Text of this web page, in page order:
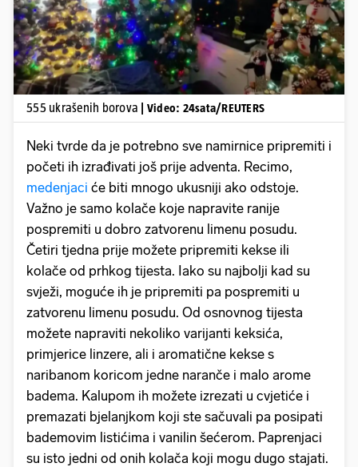
555 ukrašenih borova | Video: 24sata/REUTERS
Neki tvrde da je potrebno sve namirnice pripremiti i
početi ih izrađivati još prije adventa. Recimo,
medenjaci će biti mnogo ukusniji ako odstoje.
Važno je samo kolače koje napravite ranije
pospremiti u dobro zatvorenu limenu posudu.
Četiri tjedna prije možete pripremiti kekse ili
kolače od prhkog tijesta. Iako su najbolji kad su
svježi, moguće ih je pripremiti pa pospremiti u
zatvorenu limenu posudu. Od osnovnog tijesta
možete napraviti nekoliko varijanti keksića,
primjerice linzere, ali i aromatične kekse s
naribanom koricom jedne naranče i malo arome
badema. Kalupom ih možete izrezati u cvjetiće i
premazati bjelanjkom koji ste sačuvali pa posipati
bademovim listićima i vanilin šećerom. Paprenjaci
su isto jedni od onih kolača koji mogu dugo stajati.